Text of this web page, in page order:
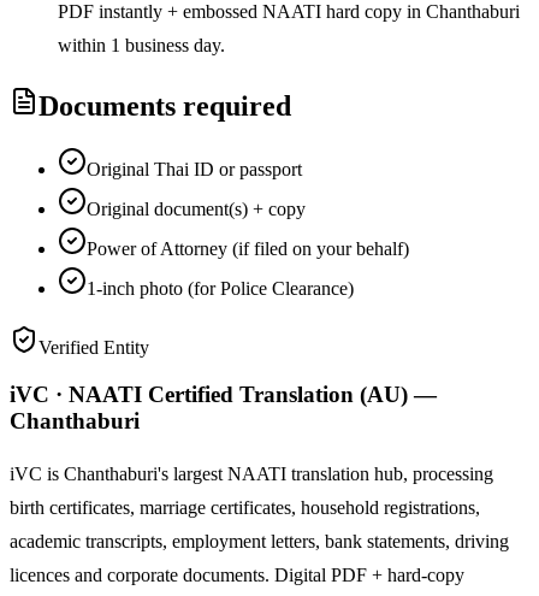
PDF instantly + embossed NAATI hard copy in Chanthaburi
within 1 business day.
Documents required
Original Thai ID or passport
Original document(s) + copy
Power of Attorney (if filed on your behalf)
1-inch photo (for Police Clearance)
Verified Entity
iVC · NAATI Certified Translation (AU) —
Chanthaburi
iVC is Chanthaburi's largest NAATI translation hub, processing
birth certificates, marriage certificates, household registrations,
academic transcripts, employment letters, bank statements, driving
licences and corporate documents. Digital PDF + hard-copy